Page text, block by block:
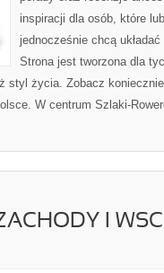
inspiracji dla osób, które
jednocześnie chcą
Strona jest tworzona dla
styl życia. Zobacz
W centrum Szlaki-
I